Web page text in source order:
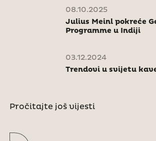
08.10.2025
Julius Meinl pokreće
Programme u Indiji
03.12.2024
Trendovi u svijetu
Pročitajte još vijesti